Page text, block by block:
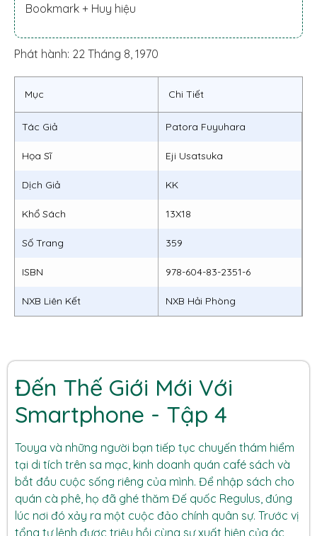
Bookmark + Huy hiệu
Phát hành: 22 Tháng 8, 1970
Mục Chi Tiết
Tác Giả Patora Fuyuhara
Họa Sĩ Eji Usatsuka
Dịch Giả KK
Khổ Sách 13X18
Số Trang 359
ISBN 978-604-83-2351-6
NXB Liên Kết NXB Hải Phòng
Đến Thế Giới Mới Với
Smartphone - Tập 4
Touya và những người bạn tiếp tục chuyến thám hiểm
tại di tích trên sa mạc, kinh doanh quán café sách và
bắt đầu cuộc sống riêng của mình. Để nhập sách cho
quán cà phê, họ đã ghé thăm Đế quốc Regulus, đúng
lúc nơi đó xảy ra một cuộc đảo chính quân sự. Trước vị
tổng tư lệnh được triệu hồi cùng sự xuất hiện của ác